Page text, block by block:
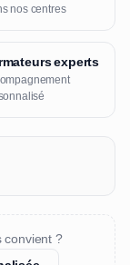
nos centres
experts
convient ?